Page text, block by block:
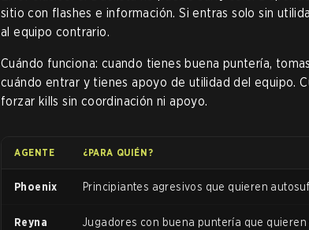
sitio con flashes e información. Si entras solo sin
al equipo contrario.
Cuándo funciona: cuando tienes buena puntería,
cuándo entrar y tienes apoyo de utilidad del equipo.
forzar kills sin coordinación ni apoyo.
AGENTE ¿PARA QUIÉN?
Phoenix Principiantes agresivos que quieren
Reyna Jugadores con buena puntería que quieren